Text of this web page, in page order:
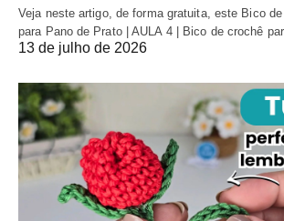
Veja neste artigo, de forma gratuita, este Bico
para Pano de Prato | AULA 4 | Bico de crochê
13 de julho de 2026